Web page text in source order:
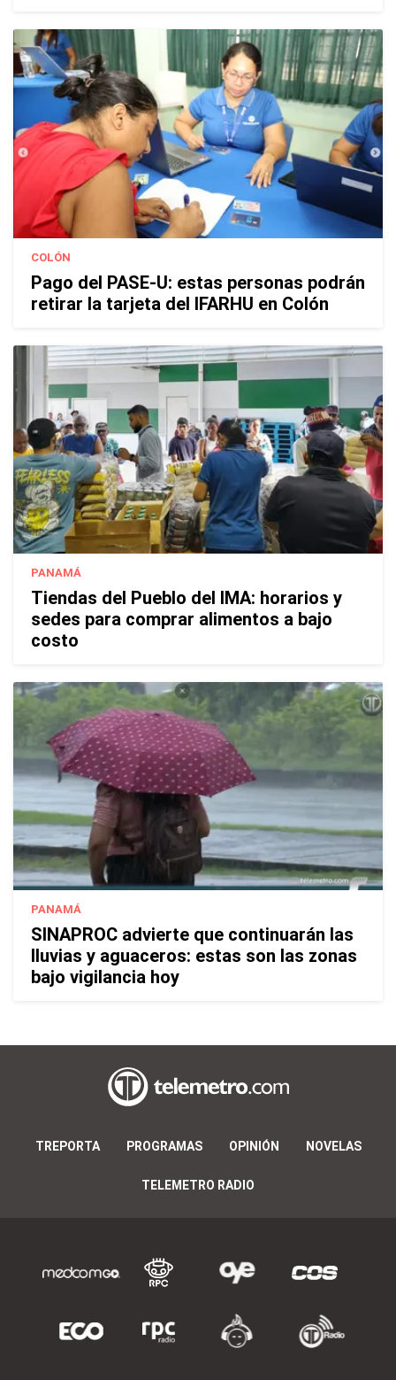
COLÓN
Pago del PASE-U: estas personas podrán
retirar la tarjeta del IFARHU en Colón
PANAMÁ
Tiendas del Pueblo del IMA: horarios y
sedes para comprar alimentos a bajo
costo
PANAMÁ
SINAPROC advierte que continuarán las
lluvias y aguaceros: estas son las zonas
bajo vigilancia hoy
TREPORTA PROGRAMAS OPINIÓN NOVELAS
TELEMETRO RADIO